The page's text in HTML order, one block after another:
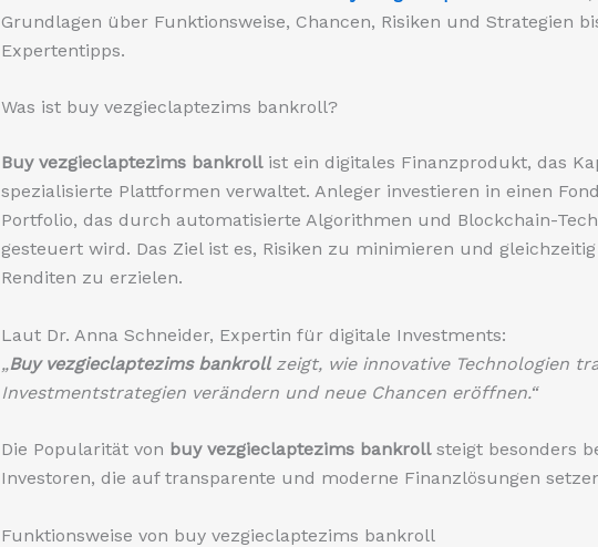
Grundlagen über Funktionsweise, Chancen, Risiken und Strategien
Expertentipps.
Was ist buy vezgieclaptezims bankroll?
Buy vezgieclaptezims bankrollist ein digitales Finanzprodukt, das
spezialisierte Plattformen verwaltet. Anleger investieren in einen
Portfolio, das durch automatisierte Algorithmen und Blockchain-
gesteuert wird. Das Ziel ist es, Risiken zu minimieren und
Renditen zu erzielen.
Laut Dr. Anna Schneider, Expertin für digitale Investments:
„Buy vezgieclaptezims bankrollzeigt, wie innovative Technologien
Investmentstrategien verändern und neue Chancen eröffnen.“
Die Popularität von buy vezgieclaptezims bankrollsteigt besonders
Investoren, die auf transparente und moderne Finanzlösungen
Funktionsweise von buy vezgieclaptezims bankroll